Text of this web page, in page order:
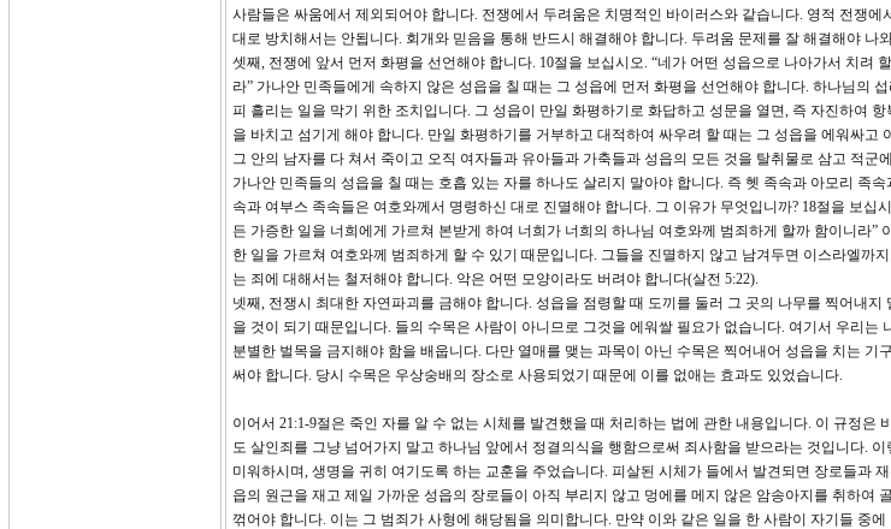
사람들은 싸움에서 제외되어야 합니다. 전쟁에서 두려움은 치명적인 바이러스와 같습니다. 영적 전쟁에
대로 방치해서는 안됩니다. 회개와 믿음을 통해 반드시 해결해야 합니다. 두려움 문제를 잘 해결해야 나
셋째, 전쟁에 앞서 먼저 화평을 선언해야 합니다. 10절을 보십시오. “네가 어떤 성읍으로 나아가서 치려
라” 가나안 민족들에게 속하지 않은 성읍을 칠 때는 그 성읍에 먼저 화평을 선언해야 합니다. 하나님의
피 흘리는 일을 막기 위한 조치입니다. 그 성읍이 만일 화평하기로 화답하고 성문을 열면, 즉 자진하여
을 바치고 섬기게 해야 합니다. 만일 화평하기를 거부하고 대적하여 싸우려 할 때는 그 성읍을 에워싸고
그 안의 남자를 다 쳐서 죽이고 오직 여자들과 유아들과 가축들과 성읍의 모든 것을 탈취물로 삼고 적군
가나안 민족들의 성읍을 칠 때는 호흡 있는 자를 하나도 살리지 말아야 합니다. 즉 헷 족속과 아모리 족
속과 여부스 족속들은 여호와께서 명령하신 대로 진멸해야 합니다. 그 이유가 무엇입니까? 18절을 보십
든 가증한 일을 너희에게 가르쳐 본받게 하여 너희가 너희의 하나님 여호와께 범죄하게 할까 함이니라”
한 일을 가르쳐 여호와께 범죄하게 할 수 있기 때문입니다. 그들을 진멸하지 않고 남겨두면 이스라엘까
는 죄에 대해서는 철저해야 합니다. 악은 어떤 모양이라도 버려야 합니다(살전 5:22).
넷째, 전쟁시 최대한 자연파괴를 금해야 합니다. 성읍을 점령할 때 도끼를 둘러 그 곳의 나무를 찍어내지
을 것이 되기 때문입니다. 들의 수목은 사람이 아니므로 그것을 에워쌀 필요가 없습니다. 여기서 우리는
분별한 벌목을 금지해야 함을 배웁니다. 다만 열매를 맺는 과목이 아닌 수목은 찍어내어 성읍을 치는 기
써야 합니다. 당시 수목은 우상숭배의 장소로 사용되었기 때문에 이를 없애는 효과도 있었습니다.
이어서 21:1-9절은 죽인 자를 알 수 없는 시체를 발견했을 때 처리하는 법에 관한 내용입니다. 이 규정은
도 살인죄를 그냥 넘어가지 말고 하나님 앞에서 정결의식을 행함으로써 죄사함을 받으라는 것입니다.
미워하시며, 생명을 귀히 여기도록 하는 교훈을 주었습니다. 피살된 시체가 들에서 발견되면 장로들과
읍의 원근을 재고 제일 가까운 성읍의 장로들이 아직 부리지 않고 멍에를 메지 않은 암송아지를 취하여
꺾어야 합니다. 이는 그 범죄가 사형에 해당됨을 의미합니다. 만약 이와 같은 일을 한 사람이 자기들 중